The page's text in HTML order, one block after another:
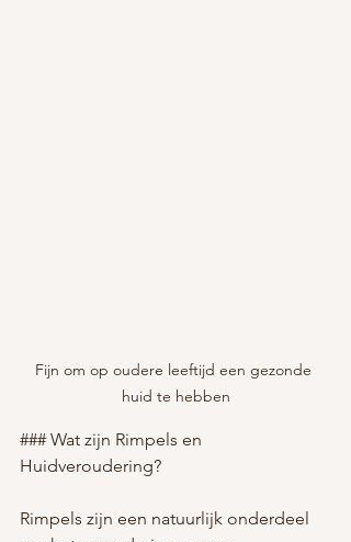
Fijn om op oudere leeftijd een gezonde
huid te hebben
### Wat zijn Rimpels en
Huidveroudering?
Rimpels zijn een natuurlijk onderdeel